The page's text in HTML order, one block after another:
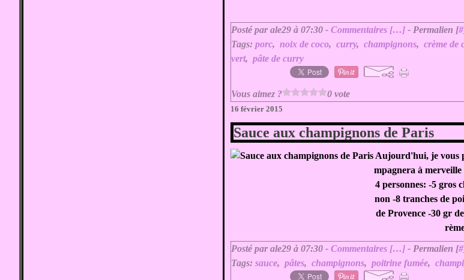
Posté par ale29 à 07:30 -Commentaires […] - Permalien [#
Tags:porc,noix de coco,curry,champignons,crème de
vert,pâte de curry
Vous aimez ? 0 vote
16 février 2015
Sauce aux champignons de Paris
Aujourd'hui, je vous
mpagnera à
4 personnes: -5 gros
non -8 tranches de
de Provence -30 gr
Posté par ale29 à 07:30 -Commentaires […] - Permalien [#
Tags:sauce,pâtes,champignons,poitrine fumée,